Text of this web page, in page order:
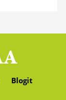
Blogit